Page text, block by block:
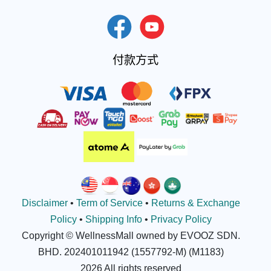
付款方式
Disclaimer • Term of Service • Returns & Exchange
Policy • Shipping Info • Privacy Policy
Copyright © WellnessMall owned by EVOOZ SDN.
BHD. 202401011942 (1557792-M) (M1183)
2026 All rights reserved